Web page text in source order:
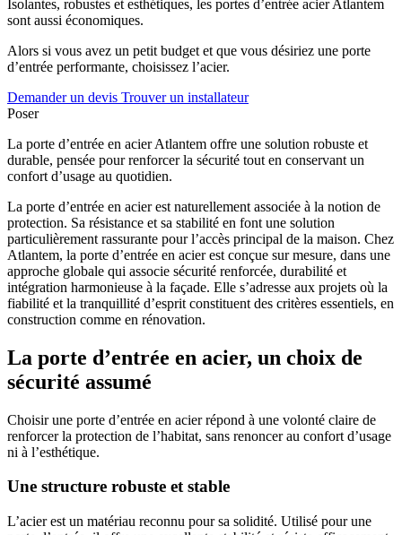
Isolantes, robustes et esthétiques, les portes d’entrée acier Atlantem
sont aussi économiques.
Alors si vous avez un petit budget et que vous désiriez une porte
d’entrée performante, choisissez l’acier.
Demander un devis Trouver un installateur
Poser
La porte d’entrée en acier Atlantem offre une solution robuste et
durable, pensée pour renforcer la sécurité tout en conservant un
confort d’usage au quotidien.
La porte d’entrée en acier est naturellement associée à la notion de
protection. Sa résistance et sa stabilité en font une solution
particulièrement rassurante pour l’accès principal de la maison. Chez
Atlantem, la porte d’entrée en acier est conçue sur mesure, dans une
approche globale qui associe sécurité renforcée, durabilité et
intégration harmonieuse à la façade. Elle s’adresse aux projets où la
fiabilité et la tranquillité d’esprit constituent des critères essentiels, en
construction comme en rénovation.
La porte d’entrée en acier, un choix de
sécurité assumé
Choisir une porte d’entrée en acier répond à une volonté claire de
renforcer la protection de l’habitat, sans renoncer au confort d’usage
ni à l’esthétique.
Une structure robuste et stable
L’acier est un matériau reconnu pour sa solidité. Utilisé pour une